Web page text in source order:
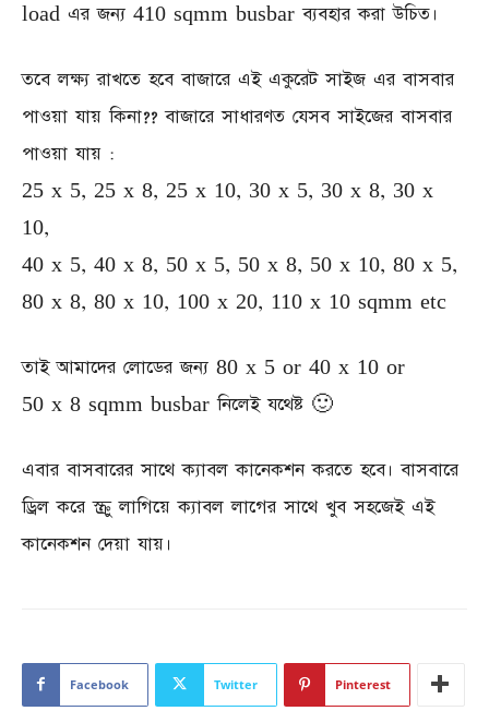
load এর জন্য 410 sqmm busbar ব্যবহার করা উচিত।
তবে লক্ষ্য রাখতে হবে বাজারে এই একুরেট সাইজ এর বাসবার
পাওয়া যায় কিনা?? বাজারে সাধারণত যেসব সাইজের বাসবার
পাওয়া যায় :
25 x 5, 25 x 8, 25 x 10, 30 x 5, 30 x 8, 30 x
10,
40 x 5, 40 x 8, 50 x 5, 50 x 8, 50 x 10, 80 x 5,
80 x 8, 80 x 10, 100 x 20, 110 x 10 sqmm etc
তাই আমাদের লোডের জন্য 80 x 5 or 40 x 10 or
50 x 8 sqmm busbar নিলেই যথেষ্ট 🙂
এবার বাসবারের সাথে ক্যাবল কানেকশন করতে হবে। বাসবারে
ড্রিল করে স্ক্রু লাগিয়ে ক্যাবল লাগের সাথে খুব সহজেই এই
কানেকশন দেয়া যায়।
Facebook Twitter Pinterest